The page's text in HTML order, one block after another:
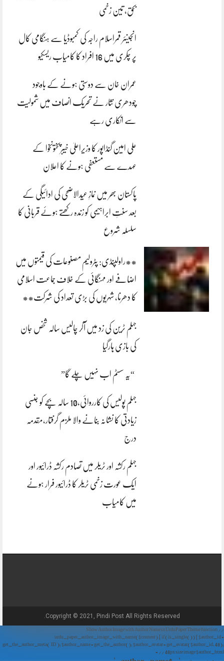
بحق، تین زخمی
انجینئر قمراسلام راجہ کی کمبوڈیا سے ہنگامی کال
پر چکری میں 16 افراد کا کامیاب ریسکیو
عمران خان سے دوستی ہونے کے باوجود
چودھری نثار نے تحریک انصاف میں شمولیت
سے انکاری رہے
علی امین گنڈاپور کا وزیراعلیٰ خیبرپختونخوا کے
عہدے سے مستعفی ہونے کا اعلان
پاکستان بھر میں نمازِ عیدالاضحی کی ادائیگی کے
بعد سنتِ ابراہیمی کو زندہ رکھتے ہوئے قربانی کا
سلسلہ شروع
**راولپنڈی: پٹرولیم مصنوعات کی قیمتوں میں
اضافے اور مہنگائی کے خلاف جماعت اسلامی
کا دھرنا، شہریوں کی بڑی تعداد کی شرکت**
جہلم ٹرین کی زد میں آکر چالیس سالہ شخص جان
کی بازی ہارگیا
“یہ سسٹم اب نہیں چلے گا”
جہلم پولیس کی کارروائی،10 سالہ بچے کو جنسی
زیادتی کا نشانہ بنانے والا ملزم گرفتار،مقدمہ
درج
جہلم رکشہ اور ٹریلر میں تصادم رکشہ ڈرائیور اور
ایک عورت زخمی ٹریلر کا ڈرائیور فرار ہونے
میں کامیاب
Copyright © 2021, Pindi Post All Rights Reserved.
// Show Author Image with Author Name in UrduPaper Theme function
urdu_paper_author_image_with_name($content) { if (is_single()) { $author_id =
get_the_author_meta('ID'); $author_name = get_the_author(); $author_avatar = get_avatar($author_id, 48);
// 48px size image $author_html = '